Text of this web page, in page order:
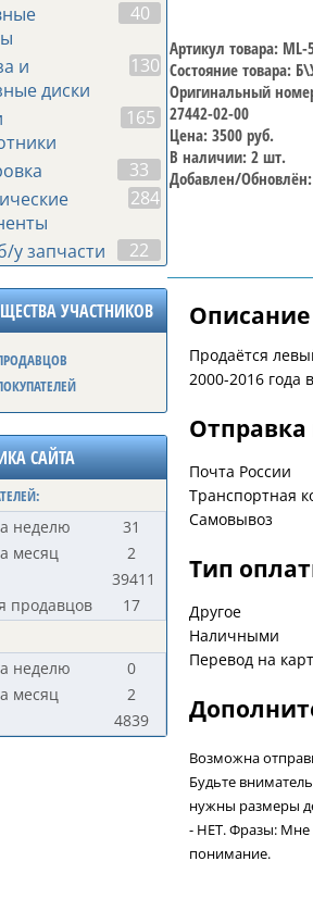
40
и
диски
130
165
33
284
у запчасти 22
УЧАСТНИКОВ
САЙТА
неделю
31
месяц
2
39411
продавцов
17
неделю
0
месяц
2
4839
Артикул товара: ML-
Состояние товара:
Оригинальный
27442-02-00
Цена: 3500 руб.
В наличии: 2 шт.
Добавлен/
Описание
Продаётся
2000-2016 года
Отправка
Почта России
Транспортная
Самовывоз
Тип
Другое
Наличными
Перевод на
Возможна
Будьте
нужны размеры
- НЕТ. Фразы: Мне
понимание.